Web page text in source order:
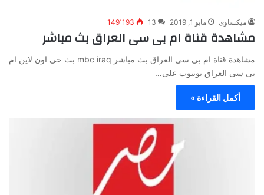
ميكساوى مايو 1, 2019 13 149٬193
مشاهدة قناة ام بى سى العراق بث مباشر
مشاهدة قناة ام بى سى العراق بث مباشر mbc iraq بث حى اون لاين ام
بى سى العراق يوتيوب على…
أكمل القراءة »